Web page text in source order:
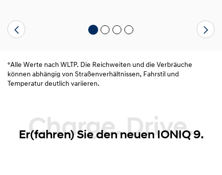
°Alle Werte nach WLTP. Die Reichweiten und die Verbräuche
können abhängig von Straßenverhältnissen, Fahrstil und
Temperatur deutlich variieren.
Charge. Drive.
Er(fahren) Sie den neuen IONIQ 9.